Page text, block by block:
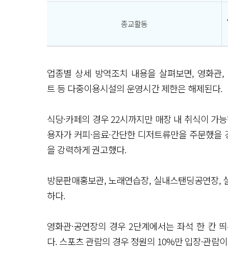
종교활동
업종별 상세 방역조치 내용을 살펴보면, 영화
트 등 다중이용시설의 운영시간 제한은 해제된다.
식당·카페의 경우 22시까지만 매장 내 취식이 가
용자가 커피·음료·간단한 디저트류만을 주문했
을 강력하게 권고했다.
방문판매홍보관, 노래연습장, 실내스탠딩공연장,
하다.
영화관·공연장의 경우 2단계에서는 좌석 한 칸
다. 스포츠 관람의 경우 정원의 10%만 입장·관람